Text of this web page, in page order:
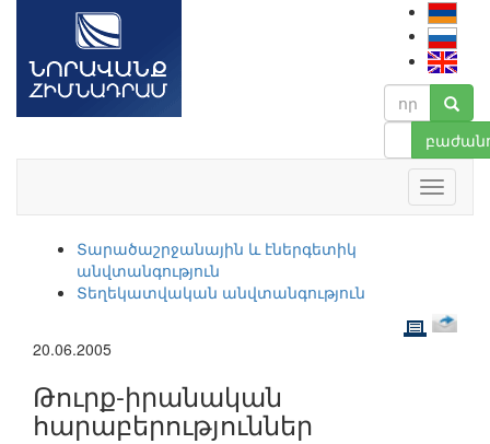
Տարածաշրջանային և էներգետիկ
անվտանգություն
Տեղեկատվական անվտանգություն
20.06.2005
Թուրք-իրանական
հարաբերություններ